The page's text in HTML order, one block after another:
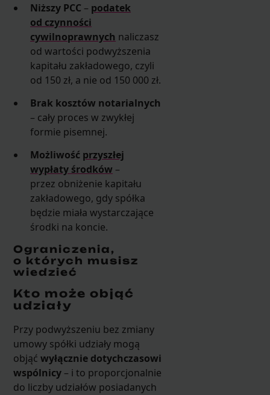
Niższy PCC – podatek
od czynności
cywilnoprawnych naliczasz
od wartości podwyższenia
kapitału zakładowego, czyli
od 150 zł, a nie od 150 000 zł.
Brak kosztów notarialnych
– cały proces w zwykłej
formie pisemnej.
Możliwość przyszłej
wypłaty środków –
przez obniżenie kapitału
zakładowego, gdy spółka
będzie miała wystarczające
środki na koncie.
Ograniczenia,
o których musisz
wiedzieć
Kto może objąć
udziały
Przy podwyższeniu bez zmiany
umowy spółki udziały mogą
objąć wyłącznie dotychczasowi
wspólnicy– i to proporcjonalnie
do liczby udziałów posiadanych